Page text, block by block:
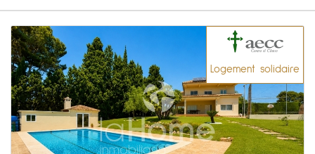
Logement solidaire